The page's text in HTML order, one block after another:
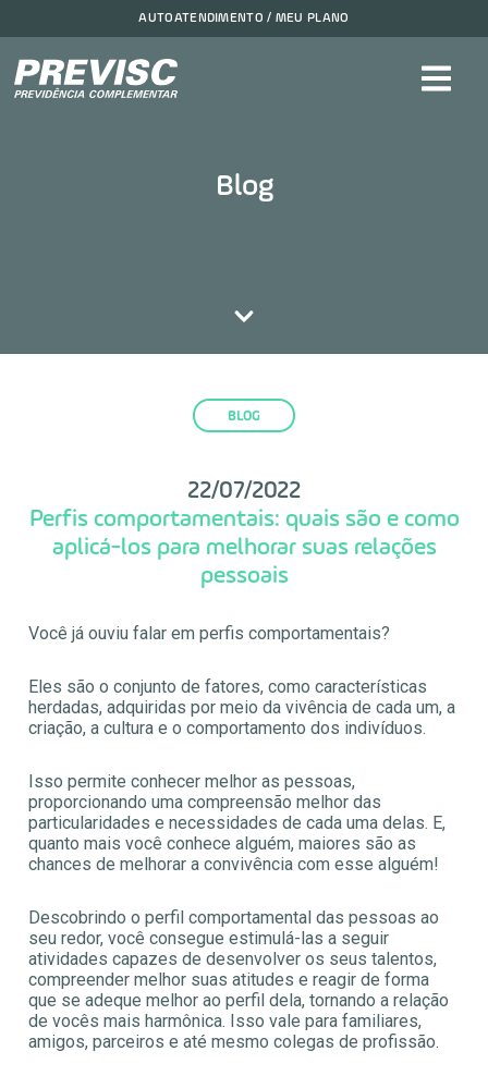
AUTOATENDIMENTO / MEU PLANO
Blog
BLOG
22/07/2022
Perfis comportamentais: quais são e como
aplicá-los para melhorar suas relações
pessoais
Você já ouviu falar em perfis comportamentais?
Eles são o conjunto de fatores, como características
herdadas, adquiridas por meio da vivência de cada um, a
criação, a cultura e o comportamento dos indivíduos.
Isso permite conhecer melhor as pessoas,
proporcionando uma compreensão melhor das
particularidades e necessidades de cada uma delas. E,
quanto mais você conhece alguém, maiores são as
chances de melhorar a convivência com esse alguém!
Descobrindo o perfil comportamental das pessoas ao
seu redor, você consegue estimulá-las a seguir
atividades capazes de desenvolver os seus talentos,
compreender melhor suas atitudes e reagir de forma
que se adeque melhor ao perfil dela, tornando a relação
de vocês mais harmônica. Isso vale para familiares,
amigos, parceiros e até mesmo colegas de profissão.